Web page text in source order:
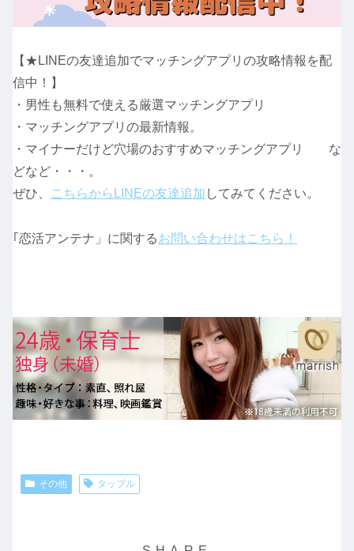
【★LINEの友達追加でマッチングアプリの攻略情報を配
信中！】
・男性も無料で使える厳選マッチングアプリ
・マッチングアプリの最新情報。
・マイナーだけど穴場のおすすめマッチングアプリ な
どなど・・・。
ぜひ、
こちらからLINEの友達追加 してみてください。
｢恋活アンテナ」に関するお問い合わせはこちら！
その他 タップル